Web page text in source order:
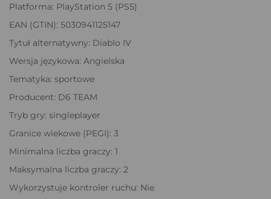
Platforma: PlayStation 5 (PS5)
EAN (GTIN): 5030941125147
Tytuł alternatywny: Diablo IV
Wersja językowa: Angielska
Tematyka: sportowe
Producent: D6 TEAM
Tryb gry: singleplayer
Granice wiekowe (PEGI): 3
Minimalna liczba graczy: 1
Maksymalna liczba graczy: 2
Wykorzystuje kontroler ruchu: Nie